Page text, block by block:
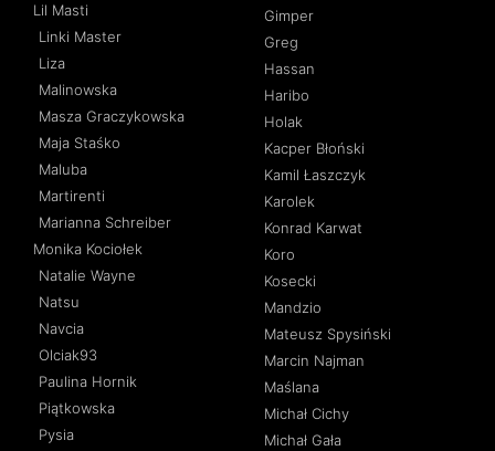
Lil Masti
Linki Master
Liza
Malinowska
Masza Graczykowska
Maja Staśko
Maluba
Martirenti
Marianna Schreiber
Monika Kociołek
Natalie Wayne
Natsu
Navcia
Olciak93
Paulina Hornik
Piątkowska
Pysia
Gimper
Greg
Hassan
Haribo
Holak
Kacper Błoński
Kamil Łaszczyk
Karolek
Konrad Karwat
Koro
Kosecki
Mandzio
Mateusz Spysiński
Marcin Najman
Maślana
Michał Cichy
Michał Gała